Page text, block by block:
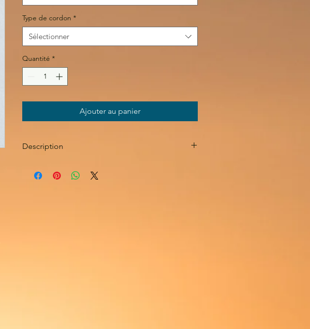
Type de cordon *
Sélectionner
Quantité *
Ajouter au panier
Description
Pendentif :
Maxi Galaxie 30 mm